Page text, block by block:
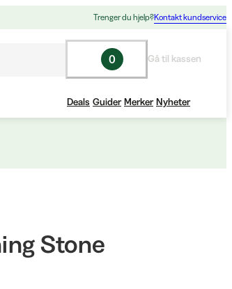
Trenger du hjelp?Kontakt kundservice
0 Gå til kassen
Deals Guider Merker Nyheter
Stone